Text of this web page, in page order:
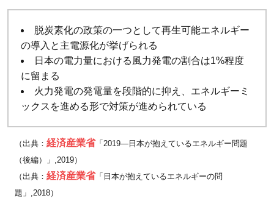
脱炭素化の政策の一つとして再生可能エネルギー
の導入と主電源化が挙げられる
日本の電力量における風力発電の割合は1%程度
に留まる
火力発電の発電量を段階的に抑え、エネルギーミ
ックスを進める形で対策が進められている
（出典： 経済産業省「2019—日本が抱えているエネルギー問題
（後編）」,2019）
（出典： 経済産業省「日本が抱えているエネルギーの問
題」,2018）